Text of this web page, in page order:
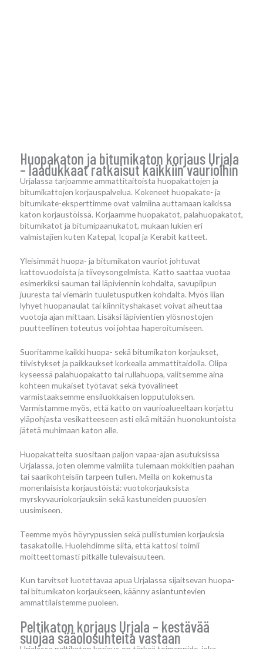
Huopakaton ja bitumikaton korjaus Urjala
– laadukkaat ratkaisut kaikkiin vaurioihin
Urjalassa tarjoamme ammattitaitoista huopakattojen ja
bitumikattojen korjauspalvelua. Kokeneet huopakate- ja
bitumikate-eksperttimme ovat valmiina auttamaan kaikissa
katon korjaustöissä. Korjaamme huopakatot, palahuopakatot,
bitumikatot ja bitumipaanukatot, mukaan lukien eri
valmistajien kuten Katepal, Icopal ja Kerabit katteet.
Yleisimmät huopa- ja bitumikaton vauriot johtuvat
kattovuodoista ja tiiveysongelmista. Katto saattaa vuotaa
esimerkiksi sauman tai läpiviennin kohdalta, savupiipun
juuresta tai viemärin tuuletusputken kohdalta. Myös liian
lyhyet huopanaulat tai kiinnityshakaset voivat aiheuttaa
vuotoja ajan mittaan. Lisäksi läpivientien ylösnostojen
puutteellinen toteutus voi johtaa haperoitumiseen.
Suoritamme kaikki huopa- sekä bitumikaton korjaukset,
tiivistykset ja paikkaukset korkealla ammattitaidolla. Olipa
kyseessä palahuopakatto tai rullahuopa, valitsemme aina
kohteen mukaiset työtavat sekä työvälineet
varmistaaksemme ensiluokkaisen lopputuloksen.
Varmistamme myös, että katto on vaurioalueeltaan korjattu
yläpohjasta vesikatteeseen asti eikä mitään huonokuntoista
jätetä muhimaan katon alle.
Huopakatteita suositaan paljon vapaa-ajan asutuksissa
Urjalassa, joten olemme valmiita tulemaan mökkitien päähän
tai saarikohteisiin tarpeen tullen. Meillä on kokemusta
monenlaisista korjaustöistä: vuotokorjauksista
myrskyvauriokorjauksiin sekä kastuneiden puuosien
uusimiseen.
Teemme myös höyrypussien sekä pullistumien korjauksia
tasakatoille. Huolehdimme siitä, että kattosi toimii
moitteettomasti pitkälle tulevaisuuteen.
Kun tarvitset luotettavaa apua Urjalassa sijaitsevan huopa-
tai bitumikaton korjaukseen, käänny asiantuntevien
ammattilaistemme puoleen.
Peltikaton korjaus Urjala – kestävää
suojaa sääolosuhteita vastaan